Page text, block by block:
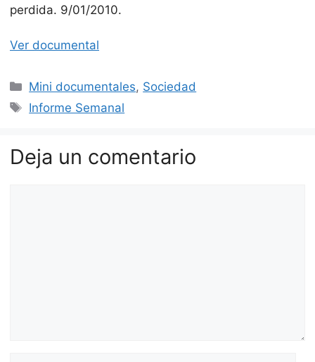
perdida. 9/01/2010.
Ver documental
Categorías
Mini documentales, Sociedad
Etiquetas
Informe Semanal
Deja un comentario